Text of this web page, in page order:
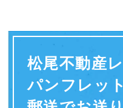
松尾不動産
パンフレッ